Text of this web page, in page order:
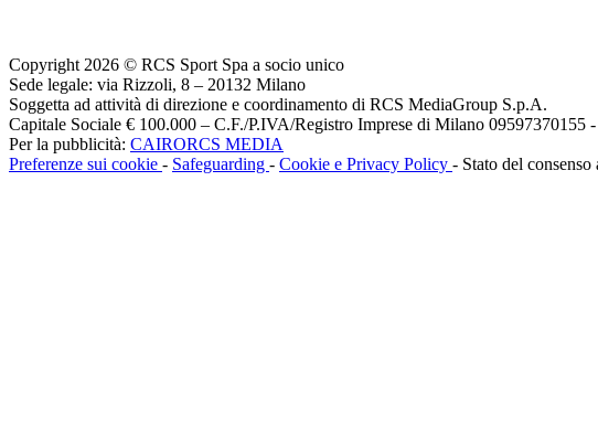
Copyright 2026 © RCS Sport Spa a socio unico
Sede legale: via Rizzoli, 8 – 20132 Milano
Soggetta ad attività di direzione e coordinamento di RCS MediaGroup S.p.A.
Capitale Sociale € 100.000 – C.F./P.IVA/Registro Imprese di Milano
Per la pubblicità: CAIRORCS MEDIA
Preferenze sui cookie - Safeguarding - Cookie e Privacy Policy - Stato del consenso